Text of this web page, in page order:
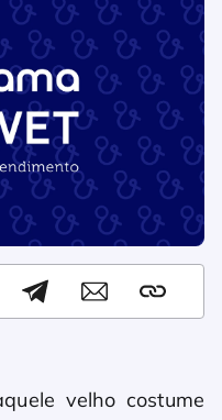
velho costume